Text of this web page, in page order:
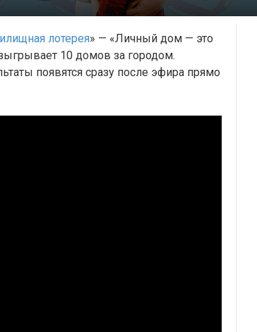
лотерея» — «Личный дом — это
10 домов за городом.
появятся сразу после эфира прямо